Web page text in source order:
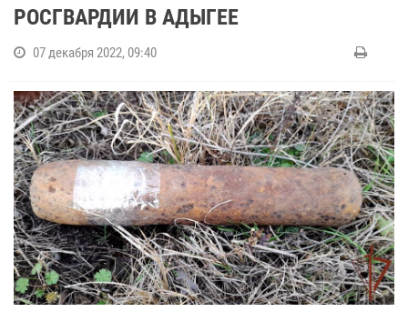
РОСГВАРДИИ В АДЫГЕЕ
07 декабря 2022, 09:40